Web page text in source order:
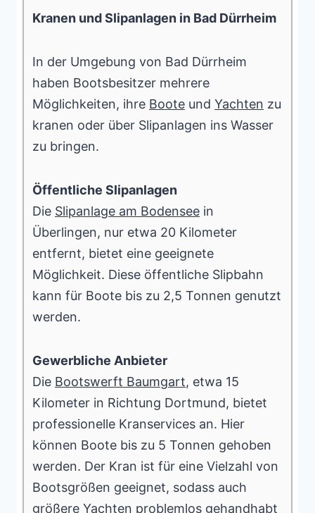
Kranen und Slipanlagen in Bad Dürrheim
In der Umgebung von Bad Dürrheim
haben Bootsbesitzer mehrere
Möglichkeiten, ihre Boote und Yachten zu
kranen oder über Slipanlagen ins Wasser
zu bringen.
Öffentliche Slipanlagen
Die Slipanlage am Bodensee in
Überlingen, nur etwa 20 Kilometer
entfernt, bietet eine geeignete
Möglichkeit. Diese öffentliche Slipbahn
kann für Boote bis zu 2,5 Tonnen genutzt
werden.
Gewerbliche Anbieter
Die Bootswerft Baumgart, etwa 15
Kilometer in Richtung Dortmund, bietet
professionelle Kranservices an. Hier
können Boote bis zu 5 Tonnen gehoben
werden. Der Kran ist für eine Vielzahl von
Bootsgrößen geeignet, sodass auch
größere Yachten problemlos gehandhabt